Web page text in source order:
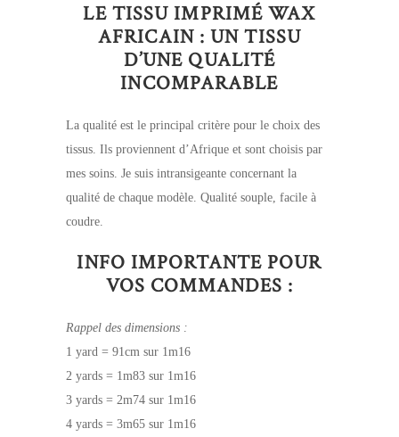
LE TISSU IMPRIMÉ WAX
AFRICAIN : UN TISSU
D’UNE QUALITÉ
INCOMPARABLE
La qualité est le principal critère pour le choix des
tissus. Ils proviennent d’Afrique et sont choisis par
mes soins. Je suis intransigeante concernant la
qualité de chaque modèle. Qualité souple, facile à
coudre.
INFO IMPORTANTE POUR
VOS COMMANDES :
Rappel des dimensions :
1 yard = 91cm sur 1m16
2 yards = 1m83 sur 1m16
3 yards = 2m74 sur 1m16
4 yards = 3m65 sur 1m16